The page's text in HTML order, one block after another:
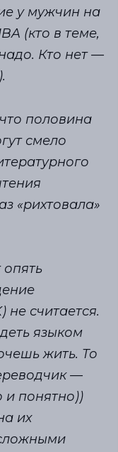
у мужчин на
(кто в теме,
Кто нет —
половина
смело
«рихтовала»
опять
не считается.
языком
жить. То
—
и понятно))
их